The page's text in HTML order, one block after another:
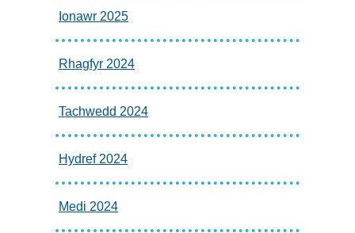
Ionawr 2025
Rhagfyr 2024
Tachwedd 2024
Hydref 2024
Medi 2024